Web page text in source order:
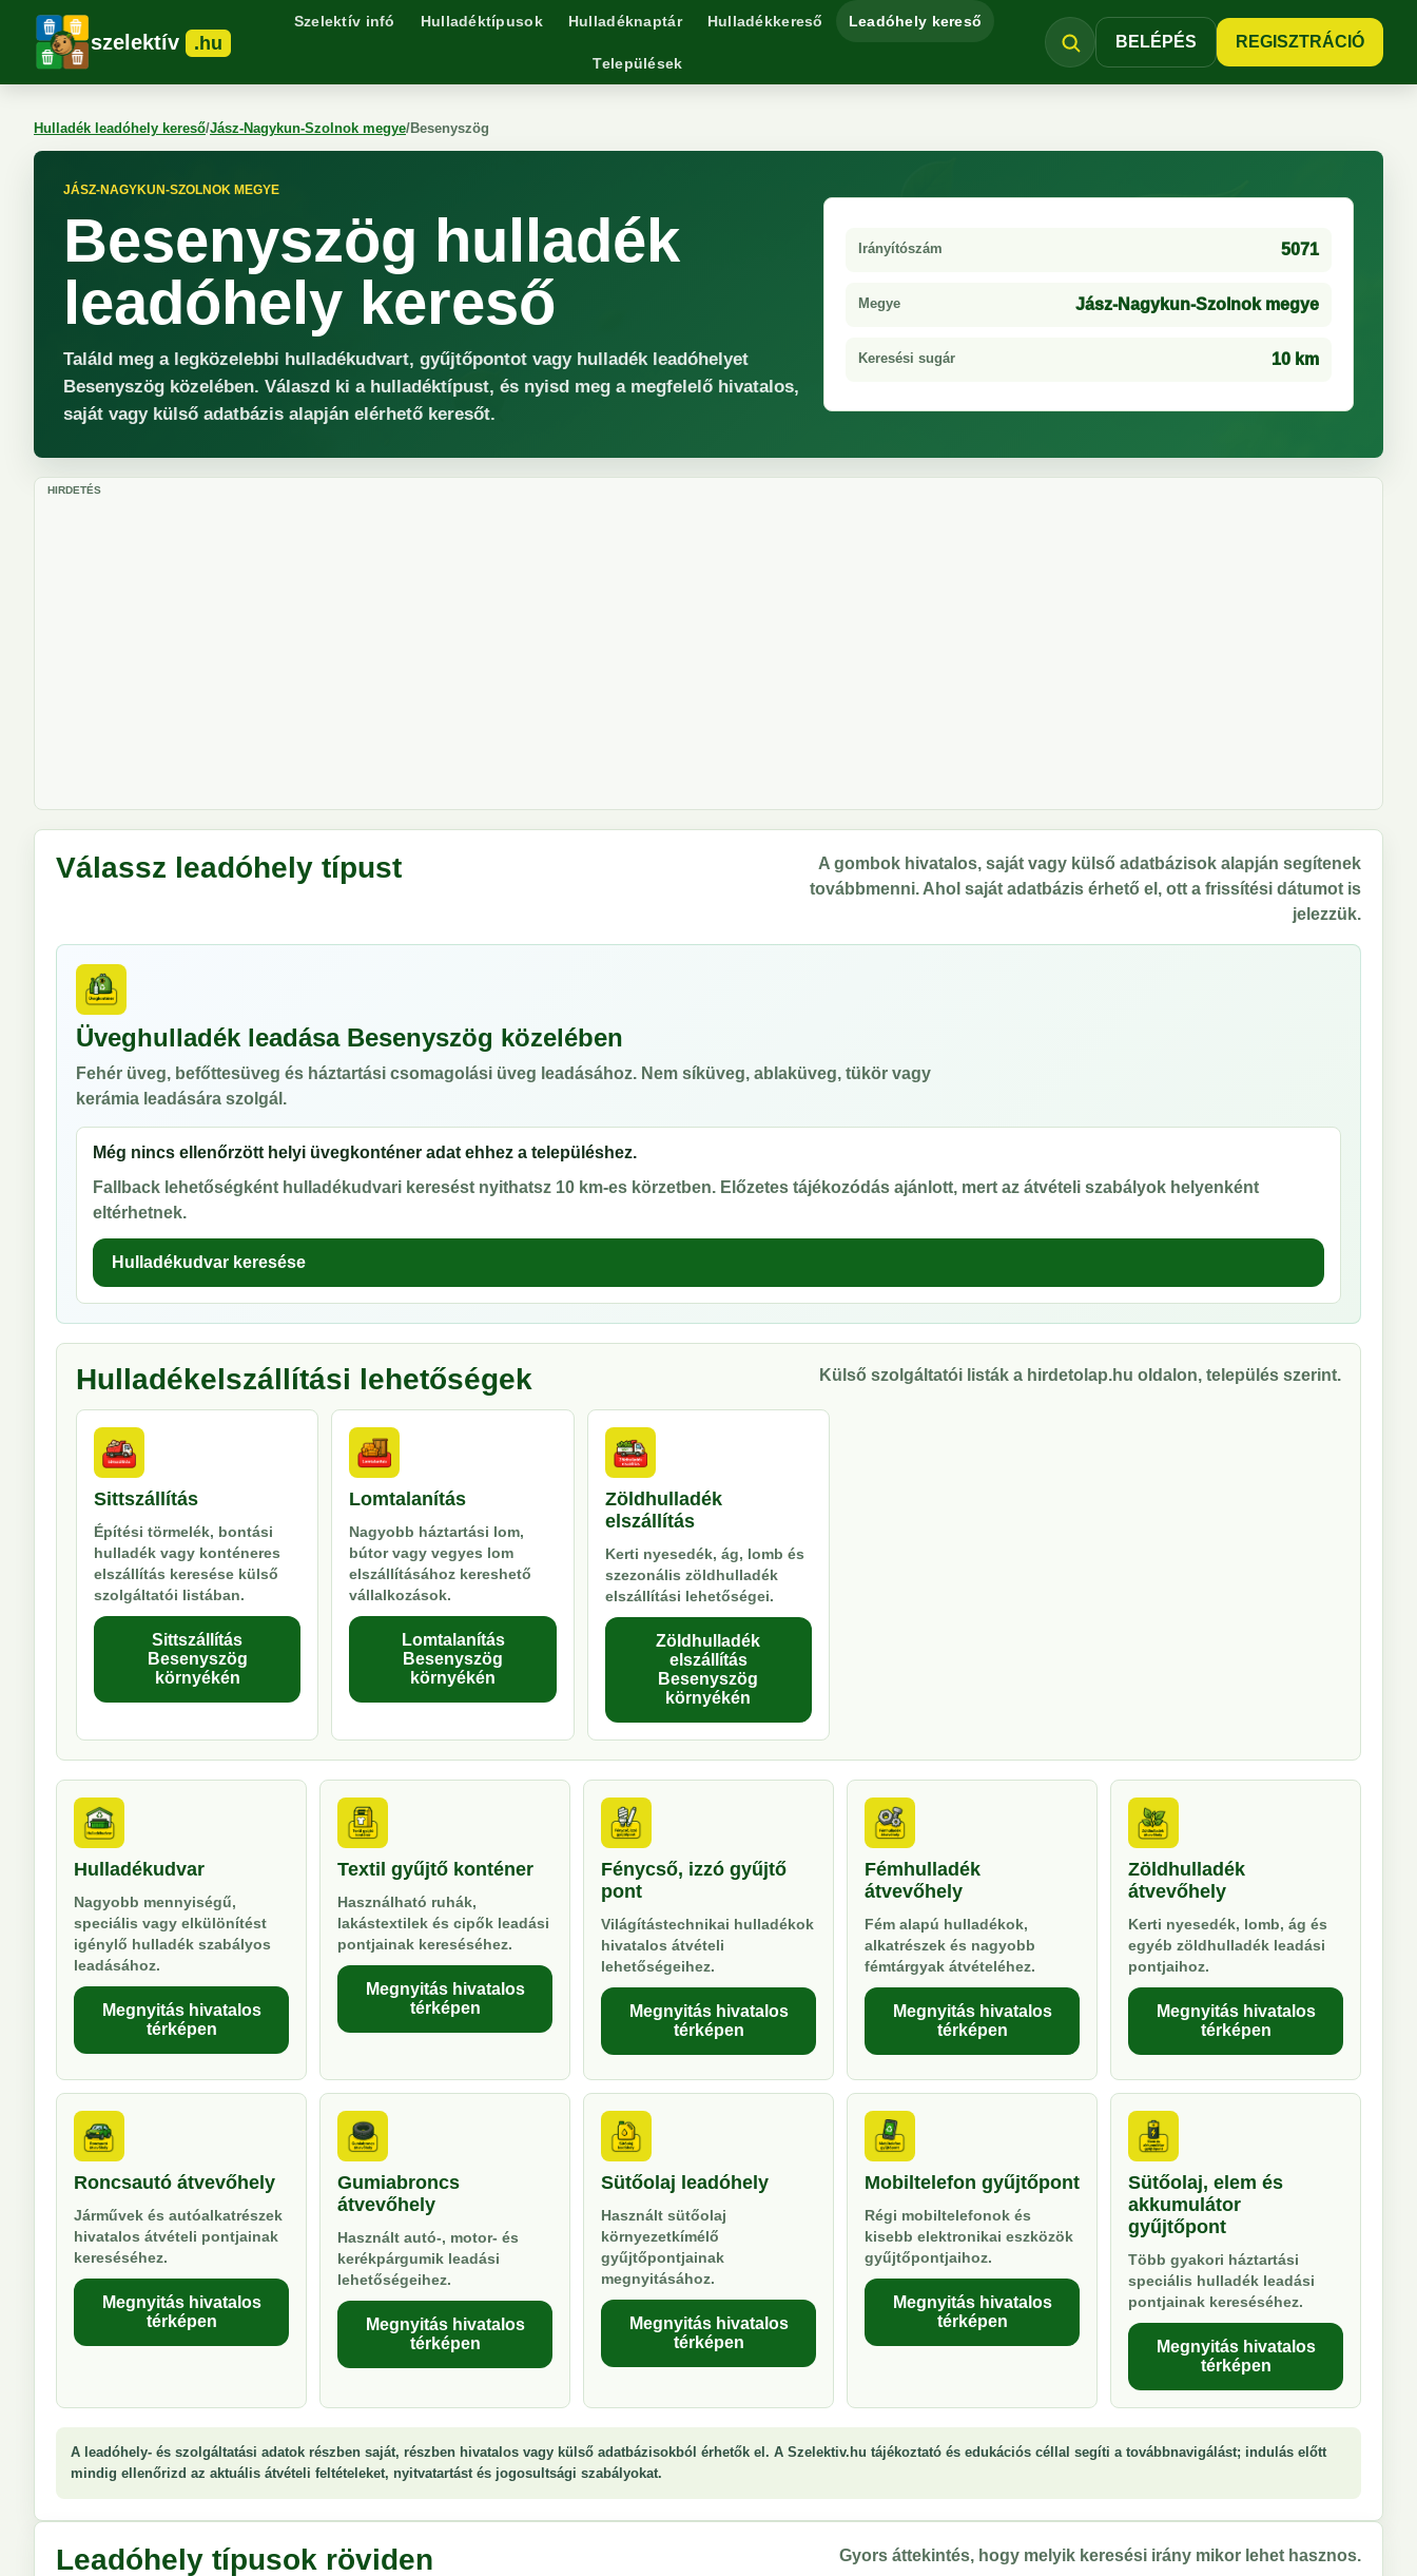
szelektív .hu
Szelektív infó Hulladéktípusok Hulladéknaptár Hulladékkereső Leadóhely kereső
Települések
BELÉPÉS REGISZTRÁCIÓ
Hulladék leadóhely kereső/Jász-Nagykun-Szolnok megye/Besenyszög
JÁSZ-NAGYKUN-SZOLNOK MEGYE
Besenyszög hulladék
leadóhely kereső
Találd meg a legközelebbi hulladékudvart, gyűjtőpontot vagy hulladék leadóhelyet
Besenyszög közelében. Válaszd ki a hulladéktípust, és nyisd meg a megfelelő hivatalos,
saját vagy külső adatbázis alapján elérhető keresőt.
Irányítószám 5071
Megye Jász-Nagykun-Szolnok megye
Keresési sugár 10 km
HIRDETÉS
Válassz leadóhely típust
A gombok hivatalos, saját vagy külső adatbázisok alapján segítenek
továbbmenni. Ahol saját adatbázis érhető el, ott a frissítési dátumot is
jelezzük.
Üveghulladék leadása Besenyszög közelében
Fehér üveg, befőttesüveg és háztartási csomagolási üveg leadásához. Nem síküveg, ablaküveg, tükör vagy
kerámia leadására szolgál.
Még nincs ellenőrzött helyi üvegkonténer adat ehhez a településhez.
Fallback lehetőségként hulladékudvari keresést nyithatsz 10 km-es körzetben. Előzetes tájékozódás ajánlott, mert az átvételi szabályok helyenként
eltérhetnek.
Hulladékudvar keresése
Hulladékelszállítási lehetőségek Külső szolgáltatói listák a hirdetolap.hu oldalon, település szerint.
Sittszállítás
Építési törmelék, bontási
hulladék vagy konténeres
elszállítás keresése külső
szolgáltatói listában.
Sittszállítás
Besenyszög
környékén
Lomtalanítás
Nagyobb háztartási lom,
bútor vagy vegyes lom
elszállításához kereshető
vállalkozások.
Lomtalanítás
Besenyszög
környékén
Zöldhulladék
elszállítás
Kerti nyesedék, ág, lomb és
szezonális zöldhulladék
elszállítási lehetőségei.
Zöldhulladék
elszállítás
Besenyszög
környékén
Hulladékudvar
Nagyobb mennyiségű,
speciális vagy elkülönítést
igénylő hulladék szabályos
leadásához.
Megnyitás hivatalos
térképen
Textil gyűjtő konténer
Használható ruhák,
lakástextilek és cipők leadási
pontjainak kereséséhez.
Megnyitás hivatalos
térképen
Fénycső, izzó gyűjtő
pont
Világítástechnikai hulladékok
hivatalos átvételi
lehetőségeihez.
Megnyitás hivatalos
térképen
Fémhulladék
átvevőhely
Fém alapú hulladékok,
alkatrészek és nagyobb
fémtárgyak átvételéhez.
Megnyitás hivatalos
térképen
Zöldhulladék
átvevőhely
Kerti nyesedék, lomb, ág és
egyéb zöldhulladék leadási
pontjaihoz.
Megnyitás hivatalos
térképen
Roncsautó átvevőhely
Járművek és autóalkatrészek
hivatalos átvételi pontjainak
kereséséhez.
Megnyitás hivatalos
térképen
Gumiabroncs
átvevőhely
Használt autó-, motor- és
kerékpárgumik leadási
lehetőségeihez.
Megnyitás hivatalos
térképen
Sütőolaj leadóhely
Használt sütőolaj
környezetkímélő
gyűjtőpontjainak
megnyitásához.
Megnyitás hivatalos
térképen
Mobiltelefon gyűjtőpont
Régi mobiltelefonok és
kisebb elektronikai eszközök
gyűjtőpontjaihoz.
Megnyitás hivatalos
térképen
Sütőolaj, elem és
akkumulátor
gyűjtőpont
Több gyakori háztartási
speciális hulladék leadási
pontjainak kereséséhez.
Megnyitás hivatalos
térképen
A leadóhely- és szolgáltatási adatok részben saját, részben hivatalos vagy külső adatbázisokból érhetők el. A Szelektiv.hu tájékoztató és edukációs céllal segíti a továbbnavigálást; indulás előtt
mindig ellenőrizd az aktuális átvételi feltételeket, nyitvatartást és jogosultsági szabályokat.
Leadóhely típusok röviden Gyors áttekintés, hogy melyik keresési irány mikor lehet hasznos.